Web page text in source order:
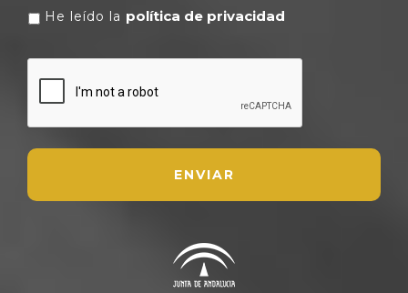
He leído la política de privacidad